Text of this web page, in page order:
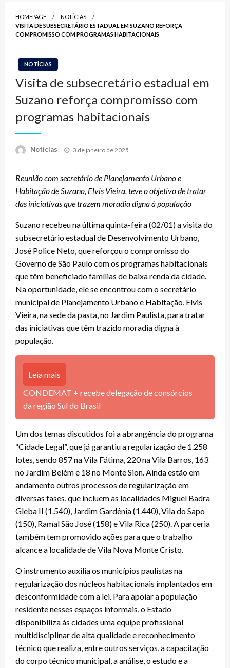
HOMEPAGE
NOTÍCIAS
VISITA DE SUBSECRETÁRIO ESTADUAL EM SUZANO REFORÇA
COMPROMISSO COM PROGRAMAS HABITACIONAIS
NOTÍCIAS
Visita de subsecretário estadual em
Suzano reforça compromisso com
programas habitacionais
Notícias
Posted
3 de janeiro de 2025
Reunião com secretário de Planejamento Urbano e
Habitação de Suzano, Elvis Vieira, teve o objetivo de tratar
das iniciativas que trazem moradia digna à população
Suzano recebeu na última quinta-feira (02/01) a visita do
subsecretário estadual de Desenvolvimento Urbano,
José Police Neto, que reforçou o compromisso do
Governo de São Paulo com os programas habitacionais
que têm beneficiado famílias de baixa renda da cidade.
Na oportunidade, ele se encontrou com o secretário
municipal de Planejamento Urbano e Habitação, Elvis
Vieira, na sede da pasta, no Jardim Paulista, para tratar
das iniciativas que têm trazido moradia digna à
população.
Leia mais
CONDEMAT + recebe delegação de consórcios
da região Sul do Brasil
Um dos temas discutidos foi a abrangência do programa
“Cidade Legal”, que já garantiu a regularização de 1.258
lotes, sendo 857 na Vila Fátima, 220 na Vila Barros, 163
no Jardim Belém e 18 no Monte Sion. Ainda estão em
andamento outros processos de regularização em
diversas fases, que incluem as localidades Miguel Badra
Gleba II (1.540), Jardim Gardênia (1.440), Vila do Sapo
(150), Ramal São José (158) e Vila Rica (250). A parceria
também tem promovido ações para que o trabalho
alcance a localidade de Vila Nova Monte Cristo.
O instrumento auxilia os municípios paulistas na
regularização dos núcleos habitacionais implantados em
desconformidade com a lei. Para apoiar a população
residente nesses espaços informais, o Estado
disponibiliza às cidades uma equipe profissional
multidisciplinar de alta qualidade e reconhecimento
técnico que realiza, entre outros serviços, a capacitação
do corpo técnico municipal, a análise, o estudo e a